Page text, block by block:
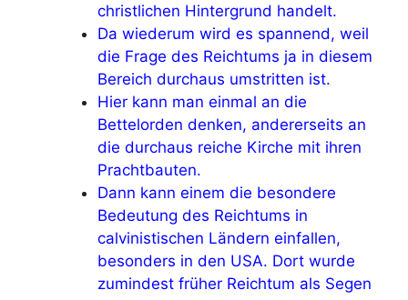
christlichen Hintergrund handelt.
Da wiederum wird es spannend, weil
die Frage des Reichtums ja in diesem
Bereich durchaus umstritten ist.
Hier kann man einmal an die
Bettelorden denken, andererseits an
die durchaus reiche Kirche mit ihren
Prachtbauten.
Dann kann einem die besondere
Bedeutung des Reichtums in
calvinistischen Ländern einfallen,
besonders in den USA. Dort wurde
zumindest früher Reichtum als Segen